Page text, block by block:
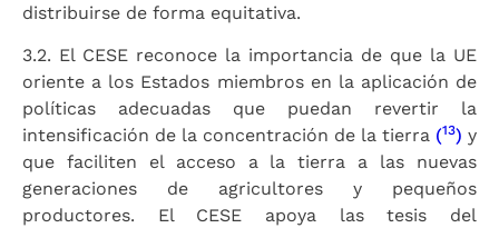
distribuirse de forma equitativa.
3.2. El CESE reconoce la importancia de que la UE
oriente a los Estados miembros en la aplicación de
políticas adecuadas que puedan revertir la
intensificación de la concentración de la tierra (13) y
que faciliten el acceso a la tierra a las nuevas
generaciones de agricultores y pequeños
productores. El CESE apoya las tesis del